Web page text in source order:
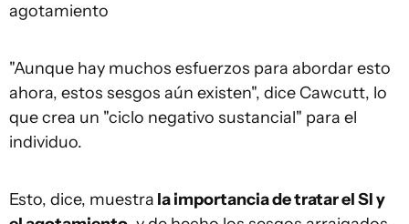
agotamiento
"Aunque hay muchos esfuerzos para abordar esto
ahora, estos sesgos aún existen", dice Cawcutt, lo
que crea un "ciclo negativo sustancial" para el
individuo.
Esto, dice, muestra la importancia de tratar el SI y